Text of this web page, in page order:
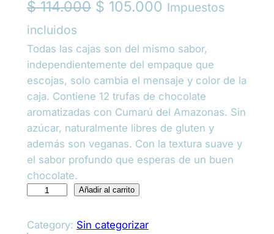
$114.000 O
i
g
i
n
a
l
p
$ 105.000 C
r
r
e
n
t
p
Impuestos
incluidos
Todas las cajas son del mismo sabor,
independientemente del empaque que
escojas, solo cambia el mensaje y color de la
caja. Contiene 12 trufas de chocolate
aromatizadas con Cumarú del Amazonas. Sin
azúcar, naturalmente libres de gluten y
además son veganas. Con la textura suave y
el sabor profundo que esperas de un buen
chocolate.
o
Añadir al carrito
Category: Sin categorizar